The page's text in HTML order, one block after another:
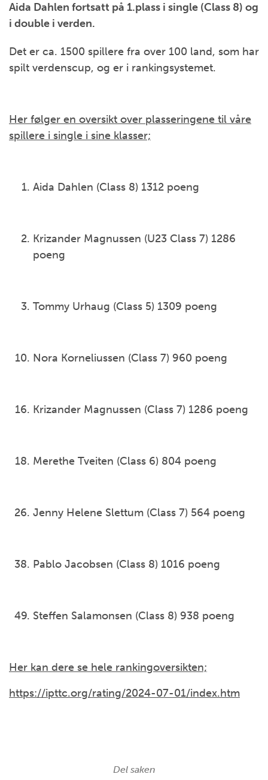
Aida Dahlen fortsatt på 1.plass i single (Class 8) og
i double i verden.
Det er ca. 1500 spillere fra over 100 land, som har
spilt verdenscup, og er i rankingsystemet.
Her følger en oversikt over plasseringene til våre
spillere i single i sine klasser;
Aida Dahlen (Class 8) 1312 poeng
Krizander Magnussen (U23 Class 7) 1286
poeng
Tommy Urhaug (Class 5) 1309 poeng
Nora Korneliussen (Class 7) 960 poeng
Krizander Magnussen (Class 7) 1286 poeng
Merethe Tveiten (Class 6) 804 poeng
Jenny Helene Slettum (Class 7) 564 poeng
Pablo Jacobsen (Class 8) 1016 poeng
Steffen Salamonsen (Class 8) 938 poeng
Her kan dere se hele rankingoversikten;
https://ipttc.org/rating/2024-07-01/index.htm
Del saken